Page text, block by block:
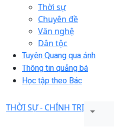
Thời sự
Chuyên đề
Văn nghệ
Dân tộc
Tuyên Quang qua ảnh
Thông tin quảng bá
Học tập theo Bác
THỜI SỰ - CHÍNH TRỊ